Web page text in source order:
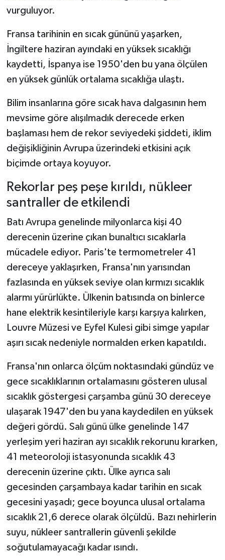
vurguluyor.
Fransa tarihinin en sıcak gününü yaşarken,
İngiltere haziran ayındaki en yüksek sıcaklığı
kaydetti, İspanya ise 1950'den bu yana ölçülen
en yüksek günlük ortalama sıcaklığa ulaştı.
Bilim insanlarına göre sıcak hava dalgasının hem
mevsime göre alışılmadık derecede erken
başlaması hem de rekor seviyedeki şiddeti, iklim
değişikliğinin Avrupa üzerindeki etkisini açık
biçimde ortaya koyuyor.
Rekorlar peş peşe kırıldı, nükleer
santraller de etkilendi
Batı Avrupa genelinde milyonlarca kişi 40
derecenin üzerine çıkan bunaltıcı sıcaklarla
mücadele ediyor. Paris'te termometreler 41
dereceye yaklaşırken, Fransa'nın yarısından
fazlasında en yüksek seviye olan kırmızı sıcaklık
alarmı yürürlükte. Ülkenin batısında on binlerce
hane elektrik kesintileriyle karşı karşıya kalırken,
Louvre Müzesi ve Eyfel Kulesi gibi simge yapılar
aşırı sıcak nedeniyle normalden erken kapatıldı.
Fransa'nın onlarca ölçüm noktasındaki gündüz ve
gece sıcaklıklarının ortalamasını gösteren ulusal
sıcaklık göstergesi çarşamba günü 30 dereceye
ulaşarak 1947'den bu yana kaydedilen en yüksek
değeri gördü. Salı günü ülke genelinde 147
yerleşim yeri haziran ayı sıcaklık rekorunu kırarken,
41 meteoroloji istasyonunda sıcaklık 43
derecenin üzerine çıktı. Ülke ayrıca salı
gecesinden çarşambaya kadar tarihin en sıcak
gecesini yaşadı; gece boyunca ulusal ortalama
sıcaklık 21,6 derece olarak ölçüldü. Bazı nehirlerin
suyu, nükleer santrallerin güvenli şekilde
soğutulamayacağı kadar ısındı.